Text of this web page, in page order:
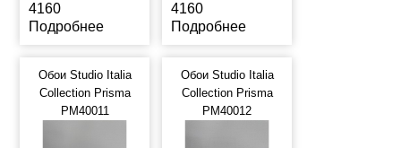
4160
Подробнее
4160
Подробнее
Обои Studio Italia
Collection Prisma
PM40011
Обои Studio Italia
Collection Prisma
PM40012